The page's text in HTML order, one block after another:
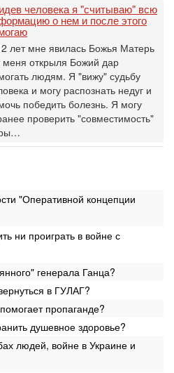
человека я "считываю" всю
о нем и после этого
лет мне явилась Божья Матерь
меня открыля Божий дар
людям. Я "вижу" судьбу
и могу распознать недуг и
победить болезнь. Я могу
проверить "совместимость"
"Оперативной концепции
ни проиграть в войне с
генерала Ганца?
в ГУЛАГ?
пропаганде?
душевное здоровье?
людей, войне в Украине и